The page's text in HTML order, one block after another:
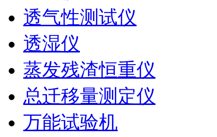
透气性测试仪
透湿仪
蒸发残渣恒重仪
总迁移量测定仪
万能试验机